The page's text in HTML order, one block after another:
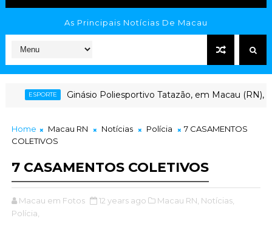
As Principais Notícias De Macau
Tatazão, em Macau (RN), enfrenta abandono após
Home Macau RN Notícias Polícia
7 CASAMENTOS
COLETIVOS
7 CASAMENTOS COLETIVOS
Macau em Fotos 12 years ago Macau RN, Notícias,
Polícia,